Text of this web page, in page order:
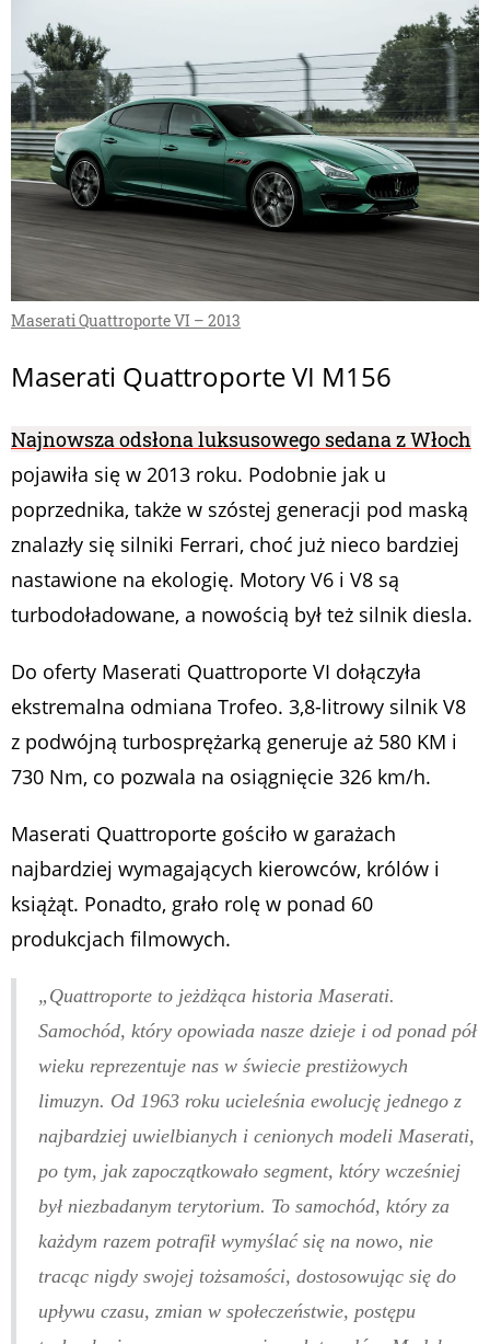
Maserati Quattroporte VI – 2013
Maserati Quattroporte VI M156
Najnowsza odsłona luksusowego sedana z Włoch
pojawiła się w 2013 roku. Podobnie jak u
poprzednika, także w szóstej generacji pod maską
znalazły się silniki Ferrari, choć już nieco bardziej
nastawione na ekologię. Motory V6 i V8 są
turbodoładowane, a nowością był też silnik diesla.
Do oferty Maserati Quattroporte VI dołączyła
ekstremalna odmiana Trofeo. 3,8-litrowy silnik V8
z podwójną turbosprężarką generuje aż 580 KM i
730 Nm, co pozwala na osiągnięcie 326 km/h.
Maserati Quattroporte gościło w garażach
najbardziej wymagających kierowców, królów i
książąt. Ponadto, grało rolę w ponad 60
produkcjach filmowych.
„Quattroporte to jeżdżąca historia Maserati.
Samochód, który opowiada nasze dzieje i od ponad pół
wieku reprezentuje nas w świecie prestiżowych
limuzyn. Od 1963 roku ucieleśnia ewolucję jednego z
najbardziej uwielbianych i cenionych modeli Maserati,
po tym, jak zapoczątkowało segment, który wcześniej
był niezbadanym terytorium. To samochód, który za
każdym razem potrafił wymyślać się na nowo, nie
tracąc nigdy swojej tożsamości, dostosowując się do
upływu czasu, zmian w społeczeństwie, postępu